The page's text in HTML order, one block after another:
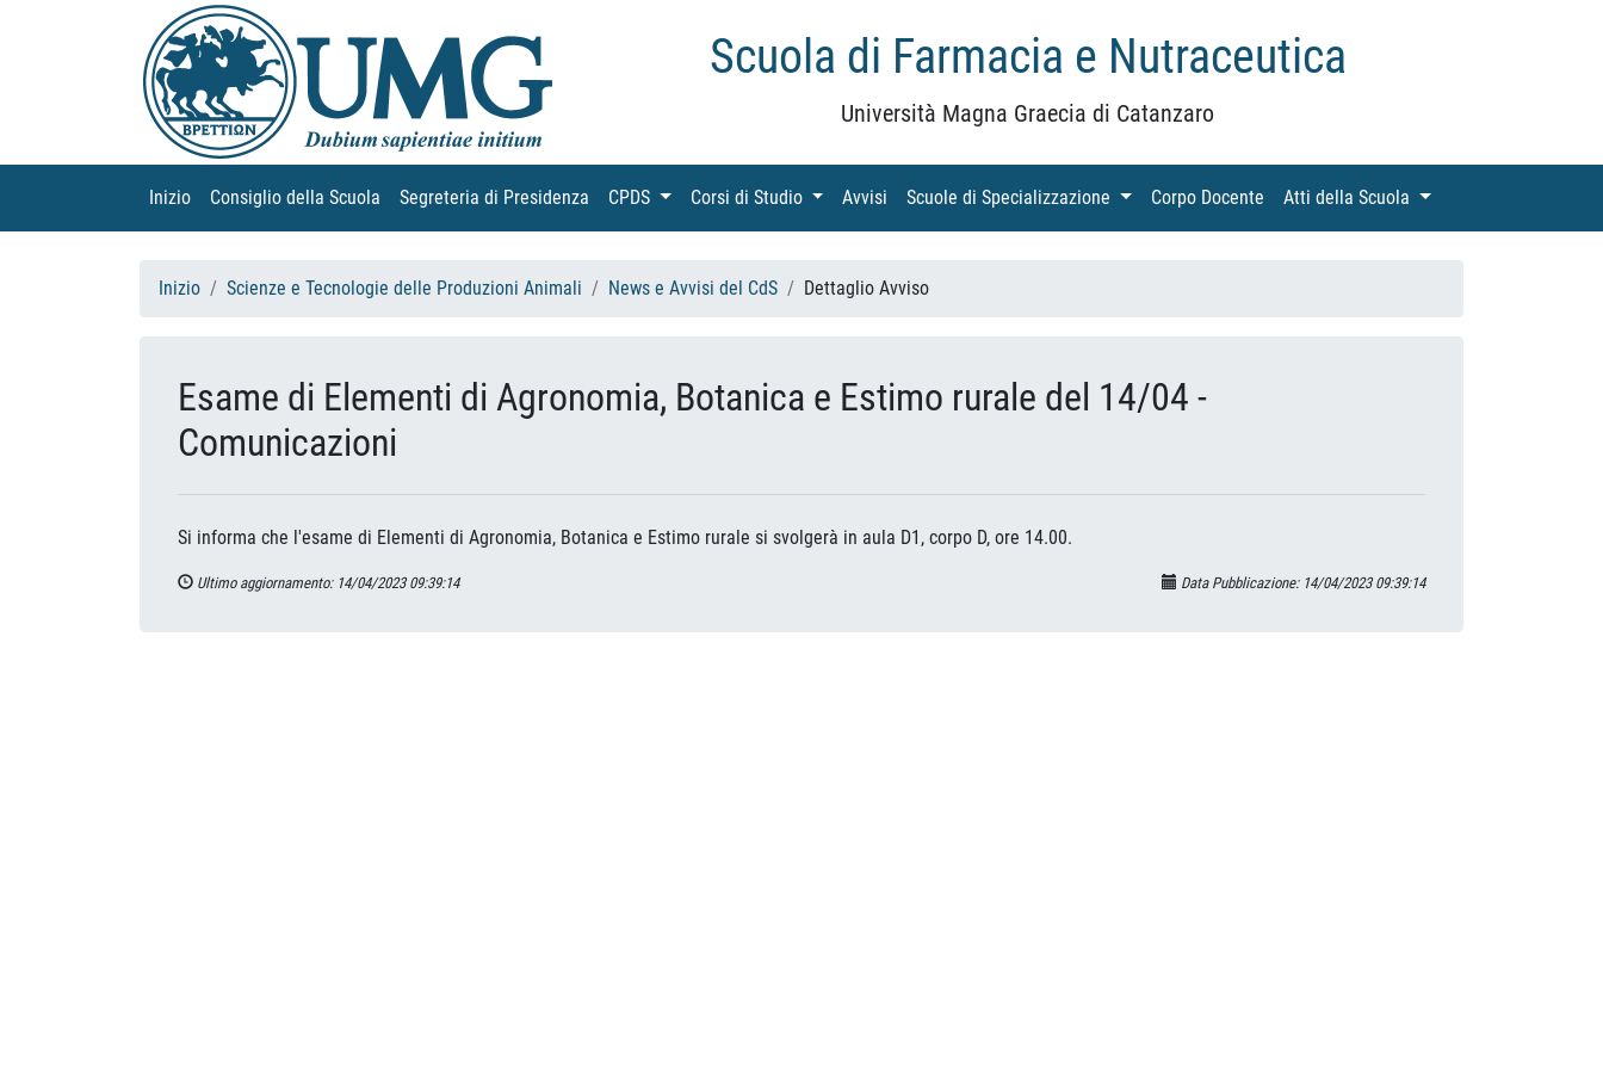
Scuola di Farmacia e Nutraceutica
Università Magna Graecia di Catanzaro
Inizio (current)
Consiglio della Scuola (current)
Segreteria di Presidenza (current)
CPDS (current)Corsi di Studio (current)
Avvisi (current)
Scuole di Specializzazione (current)Corpo Docente (current)
Atti della Scuola (current)
Inizio Scienze e Tecnologie delle Produzioni Animali News e Avvisi del CdS Dettaglio Avviso
Esame di Elementi di Agronomia, Botanica e Estimo rurale del 14/04 -
Comunicazioni
Si informa che l'esame di Elementi di Agronomia, Botanica e Estimo rurale si svolgerà in aula D1, corpo D, ore 14.00.
Ultimo aggiornamento: 14/04/2023 09:39:14 Data Pubblicazione: 14/04/2023 09:39:14